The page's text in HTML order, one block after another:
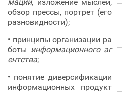
мации, изложение мыслей,
обзор прессы, портрет (его
разновидности);
• принципы организации ра
боты информационного аг
ентства;
• понятие диверсификации
информационных продукт